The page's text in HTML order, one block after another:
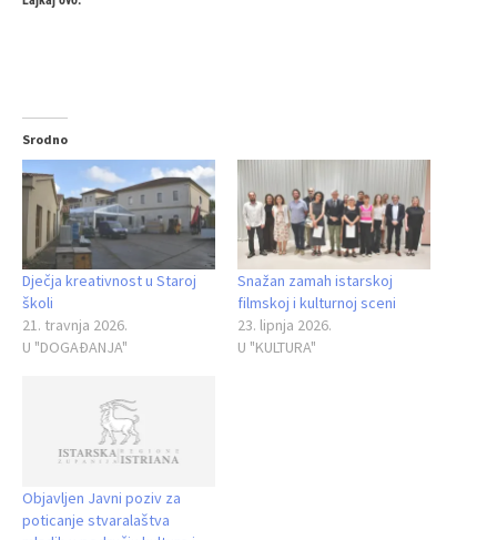
Srodno
Dječja kreativnost u Staroj
školi
21. travnja 2026.
U "DOGAĐANJA"
Snažan zamah istarskoj
filmskoj i kulturnoj sceni
23. lipnja 2026.
U "KULTURA"
Objavljen Javni poziv za
poticanje stvaralaštva